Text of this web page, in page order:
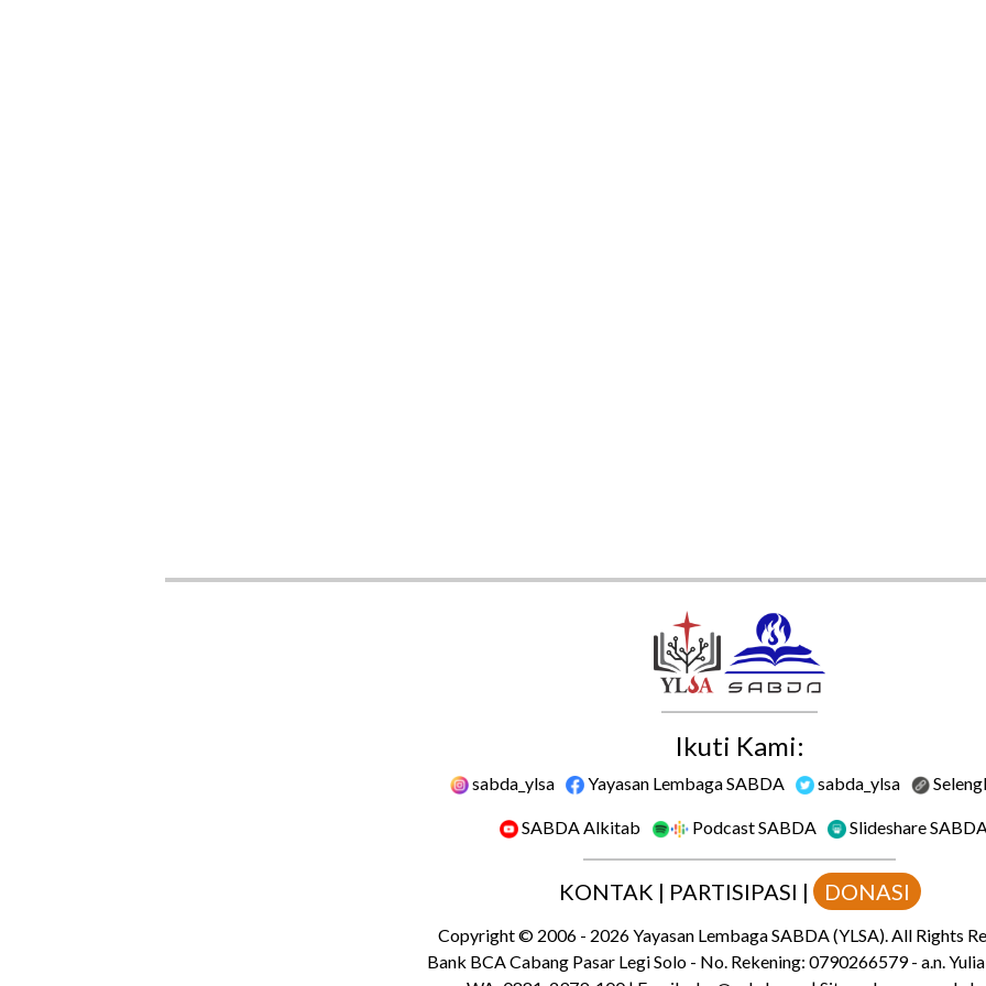
Ikuti Kami:
sabda_ylsa Yayasan Lembaga SABDA sabda_ylsa
SABDA Alkitab Podcast SABDA Slideshare
KONTAK | PARTISIPASI | DONASI
Copyright© 2006 - 2026Yayasan Lembaga SABDA (YLSA). All Rights
Bank BCA Cabang Pasar Legi Solo - No. Rekening: 0790266579 - a.n.